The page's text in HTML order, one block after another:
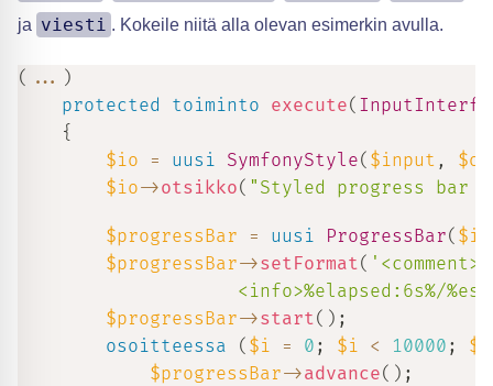
ja viesti . Kokeile niitä alla olevan esimerkin avulla.
( ... )
protected
toiminto execute(
{
$io
= uusi SymfonyStyle( $input ,
$io->otsikko( "Styled progress bar
$progressBar
= uusi ProgressBar( $io
$progressBar->setFormat(
<info>%elapsed:6s%/
$progressBar->start( ) ;
osoitteessa
( $i = 0 ; $i < 10000 ; $i
$progressBar->advance( ) ;